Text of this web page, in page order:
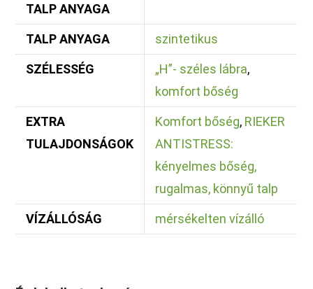
TALP ANYAGA
TALP ANYAGA szintetikus
SZÉLESSÉG „H”- széles lábra,
komfort bőség
EXTRA
TULAJDONSÁGOK
Komfort bőség, RIEKER
ANTISTRESS:
kényelmes bőség,
rugalmas, könnyű talp
VÍZÁLLÓSÁG mérsékelten vízálló